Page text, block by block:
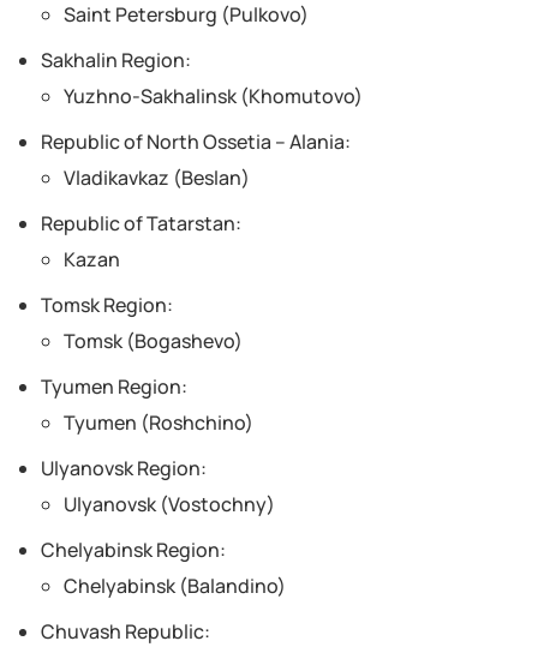
Saint Petersburg (Pulkovo)
Sakhalin Region:
Yuzhno-Sakhalinsk (Khomutovo)
Republic of North Ossetia – Alania:
Vladikavkaz (Beslan)
Republic of Tatarstan:
Kazan
Tomsk Region:
Tomsk (Bogashevo)
Tyumen Region:
Tyumen (Roshchino)
Ulyanovsk Region:
Ulyanovsk (Vostochny)
Chelyabinsk Region:
Chelyabinsk (Balandino)
Chuvash Republic: